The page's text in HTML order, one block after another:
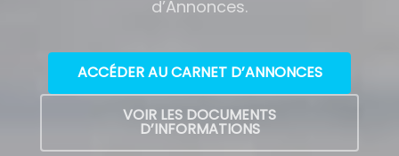
d’Annonces.
ACCÉDER AU CARNET D’ANNONCES
VOIR LES DOCUMENTS
D’INFORMATIONS